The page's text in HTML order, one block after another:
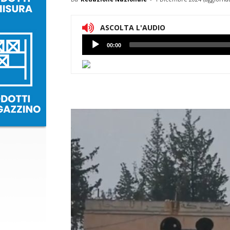
ASCOLTA L'AUDIO
Lettore
Audio
00:00